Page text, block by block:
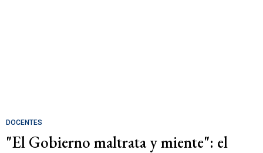
DOCENTES
"El Gobierno maltrata y miente": el